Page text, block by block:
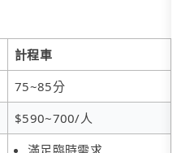
計程車
75~85分
$590~700/人
滿足臨時需求